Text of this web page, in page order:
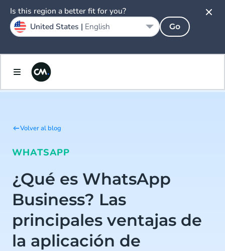
Volver al blog
WHATSAPP
¿Qué es WhatsApp
Business? Las
principales ventajas de
la aplicación de
Is this region a better fit for you?
United States | English Go